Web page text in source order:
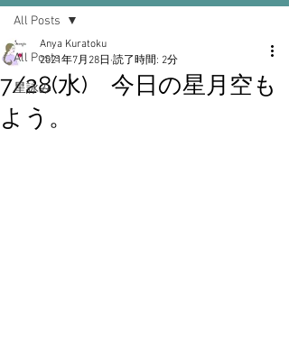
All Posts
星詠み
All Posts
7/28(水) 今日の星月空も
よう。
Anya Kuratoku
2021年7月28日 読了時間: 2分